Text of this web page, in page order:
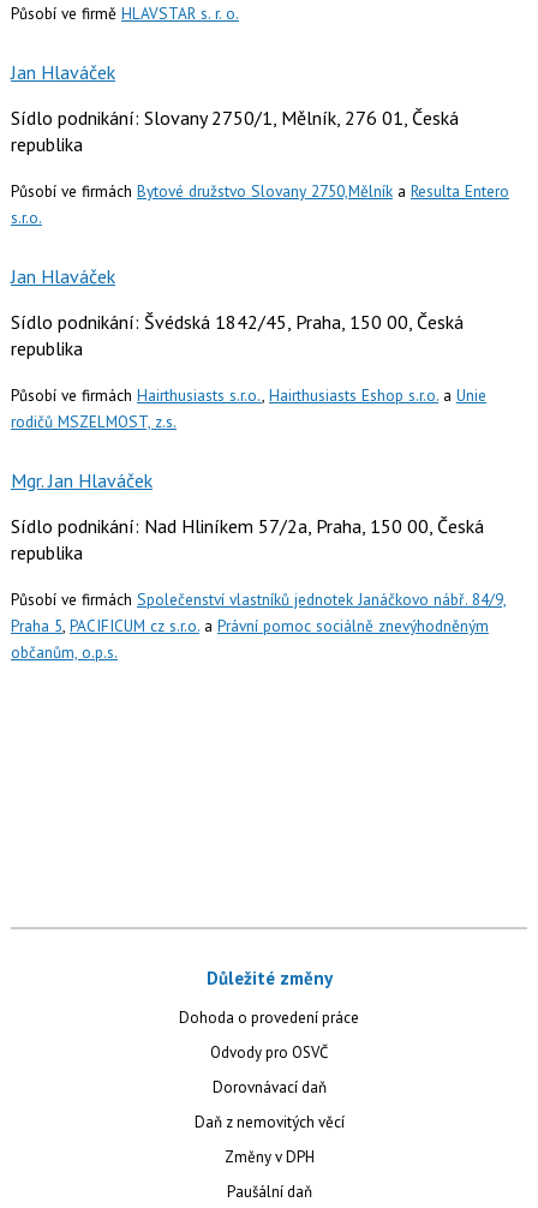
Působí ve firmě HLAVSTAR s. r. o.
Jan Hlaváček
Sídlo podnikání: Slovany 2750/1, Mělník, 276 01, Česká
republika
Působí ve firmách Bytové družstvo Slovany 2750,Mělníka Resulta Entero
s.r.o.
Jan Hlaváček
Sídlo podnikání: Švédská 1842/45, Praha, 150 00, Česká
republika
Působí ve firmách Hairthusiasts s.r.o., Hairthusiasts Eshop s.r.o.a Unie
rodičů MSZELMOST, z.s.
Mgr. Jan Hlaváček
Sídlo podnikání: Nad Hliníkem 57/2a, Praha, 150 00, Česká
republika
Působí ve firmách Společenství vlastníků jednotek Janáčkovo nábř. 84/9,
Praha 5, PACIFICUM cz s.r.o.a Právní pomoc sociálně znevýhodněným
občanům, o.p.s.
Důležité změny
Dohoda o provedení práce
Odvody pro OSVČ
Dorovnávací daň
Daň z nemovitých věcí
Změny v DPH
Paušální daň